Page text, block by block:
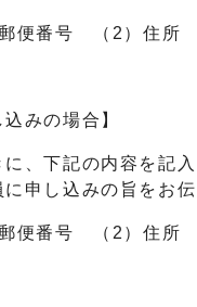
号 （2）住所
みの場合】
下記の内容を記入
申し込みの旨をお伝
号 （2）住所